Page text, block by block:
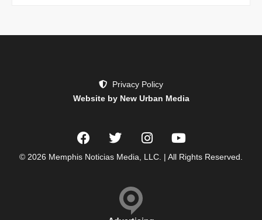
Privacy Policy
Website by New Urban Media
© 2026 Memphis Noticias Media, LLC. | All Rights Reserved.